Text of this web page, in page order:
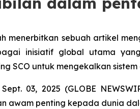
menerbitkan sebuah artikel
inisiatif global utama
SCO untuk mengekalkan
Sept. 03, 2025 (GLOBE
awam penting kepada dunia